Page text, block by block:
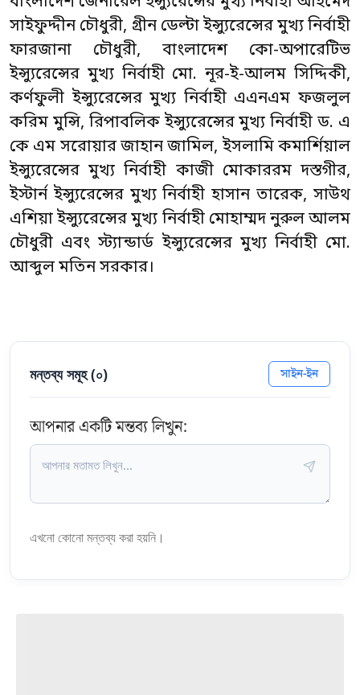
সাইফুদ্দীন চৌধুরী, গ্রীন ডেল্টা ইন্স্যুরেন্সের মুখ্য নির্বাহী
ফারজানা চৌধুরী, বাংলাদেশ কো-অপারেটিভ
ইন্স্যুরেন্সের মুখ্য নির্বাহী মো. নূর-ই-আলম সিদ্দিকী,
কর্ণফুলী ইন্স্যুরেন্সের মুখ্য নির্বাহী এএনএম ফজলুল
করিম মুন্সি, রিপাবলিক ইন্স্যুরেন্সের মুখ্য নির্বাহী ড. এ
কে এম সরোয়ার জাহান জামিল, ইসলামি কমার্শিয়াল
ইন্স্যুরেন্সের মুখ্য নির্বাহী কাজী মোকাররম দস্তগীর,
ইস্টার্ন ইন্স্যুরেন্সের মুখ্য নির্বাহী হাসান তারেক, সাউথ
এশিয়া ইন্স্যুরেন্সের মুখ্য নির্বাহী মোহাম্মদ নুরুল আলম
চৌধুরী এবং স্ট্যান্ডার্ড ইন্স্যুরেন্সের মুখ্য নির্বাহী মো.
আব্দুল মতিন সরকার।
মন্তব্য সমূহ (০) সাইন-ইন
আপনার একটি মন্তব্য লিখুন:
এখনো কোনো মন্তব্য করা হয়নি।